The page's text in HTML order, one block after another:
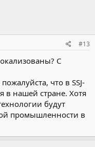
#13
С
что в SSJ-
в нашей стране. Хотя
будут
промышленности в